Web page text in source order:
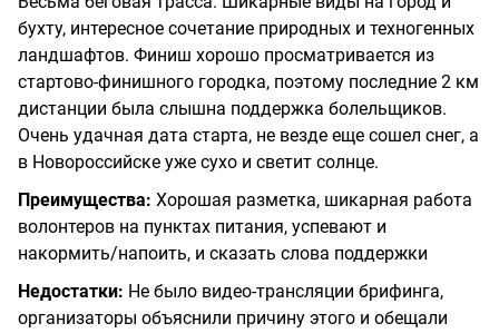
бухту, интересное сочетание природных и техногенных
ландшафтов. Финиш хорошо просматривается из
стартово-финишного городка, поэтому последние 2 км
дистанции была слышна поддержка болельщиков.
Очень удачная дата старта, не везде еще сошел снег, а
в Новороссийске уже сухо и светит солнце.
Преимущества: Хорошая разметка, шикарная работа
волонтеров на пунктах питания, успевают и
накормить/напоить, и сказать слова поддержки
Недостатки: Не было видео-трансляции брифинга,
организаторы объяснили причину этого и обещали